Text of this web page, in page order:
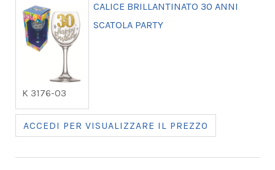
K 3176-03
CALICE BRILLANTINATO 30 ANNI
SCATOLA PARTY
ACCEDI PER VISUALIZZARE IL PREZZO